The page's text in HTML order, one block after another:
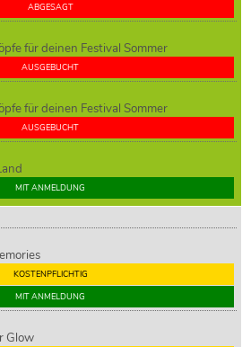
ABGESAGT
für deinen Festival Sommer
AUSGEBUCHT
für deinen Festival Sommer
AUSGEBUCHT
MIT ANMELDUNG
KOSTENPFLICHTIG
MIT ANMELDUNG
Glow